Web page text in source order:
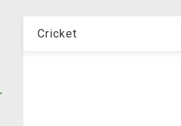
Cricket